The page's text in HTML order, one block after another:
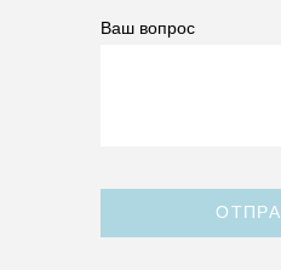
Ваш вопрос